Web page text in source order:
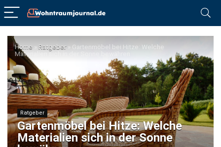
Home »Ratgeber» Gartenmöbel bei Hitze: Welche
Materialien sich in der Sonne bewähren
Ratgeber
Gartenmöbel bei Hitze: Welche
Materialien sich in der Sonne